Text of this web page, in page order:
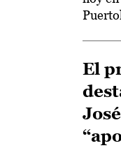
El